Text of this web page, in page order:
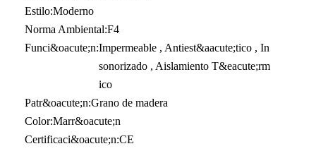
Estilo:Moderno
Norma Ambiental:F4
Funci&oacute;n:Impermeable , Antiest&aacute;tico , In
sonorizado , Aislamiento T&eacute;rm
ico
Patr&oacute;n:Grano de madera
Color:Marr&oacute;n
Certificaci&oacute;n:CE